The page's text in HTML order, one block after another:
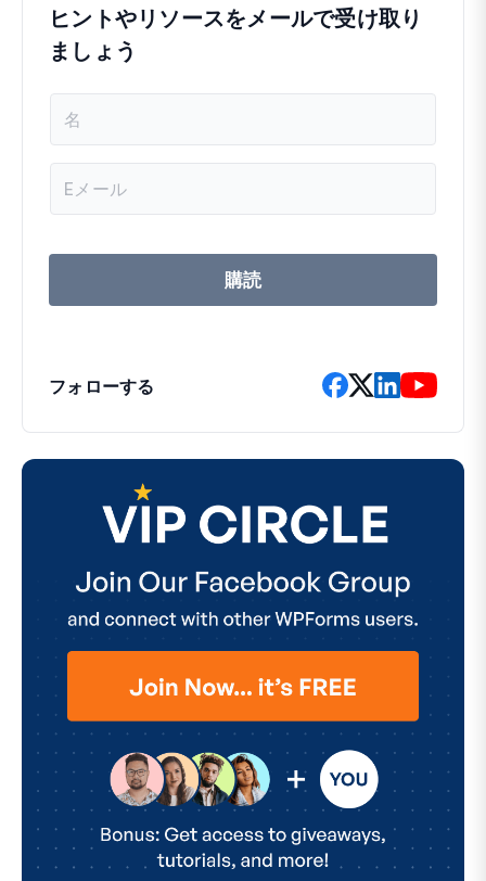
ヒントやリソースをメールで受け取り
ましょう
ル
ド
購読
フォローする